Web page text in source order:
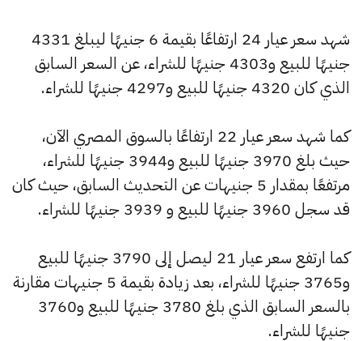
شهد سعر عيار 24 ارتفاعًا بقيمة 6 جنيهًا ليبلغ 4331
جنيهًا للبيع و4303 جنيهًا للشراء، عن السعر السابق
الذي كان 4320 جنيهًا للبيع و4297 جنيهًا للشراء.
كما شهد سعر عيار 22 ارتفاعًا بالسوق المصري الآن،
حيث بلغ 3970 جنيهًا للبيع و3944 جنيهًا للشراء،
مرتفعًا بمقدار 5 جنيهات عن التحديث السابق، حيث كان
قد سجل 3960 جنيهًا للبيع و 3939 جنيهًا للشراء.
كما ارتفع سعر عيار 21 ليصل إلى 3790 جنيهًا للبيع
و3765 جنيهًا للشراء، بعد زيادة بقيمة 5 جنيهات مقارنة
بالسعر السابق الذي بلغ 3780 جنيهًا للبيع و3760
جنيهًا للشراء.